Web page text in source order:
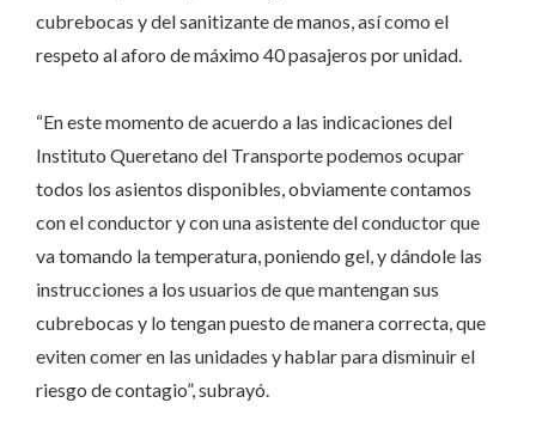
cubrebocas y del sanitizante de manos, así como el
respeto al aforo de máximo 40 pasajeros por unidad.
“En este momento de acuerdo a las indicaciones del
Instituto Queretano del Transporte podemos ocupar
todos los asientos disponibles, obviamente contamos
con el conductor y con una asistente del conductor que
va tomando la temperatura, poniendo gel, y dándole las
instrucciones a los usuarios de que mantengan sus
cubrebocas y lo tengan puesto de manera correcta, que
eviten comer en las unidades y hablar para disminuir el
riesgo de contagio”, subrayó.